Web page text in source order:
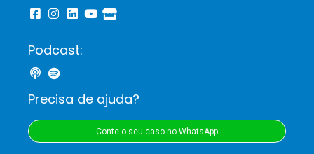
Podcast:
Precisa de ajuda?
Conte o seu caso no WhatsApp